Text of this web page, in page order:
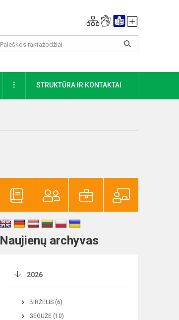
DAUGIAUSTRUKTŪRA IR KONTAKTAI
Naujienų archyvas
2026
BIRŽELIS (6)
GEGUŽĖ (10)